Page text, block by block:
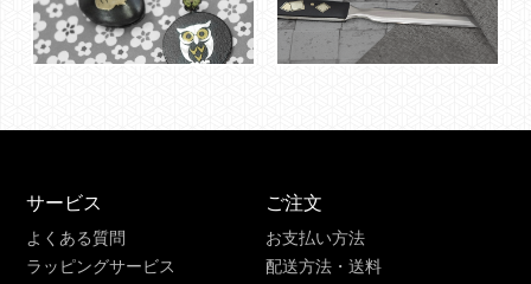
サービス
よくある質問
ラッピングサービス
ご注文
お支払い方法
配送方法・送料